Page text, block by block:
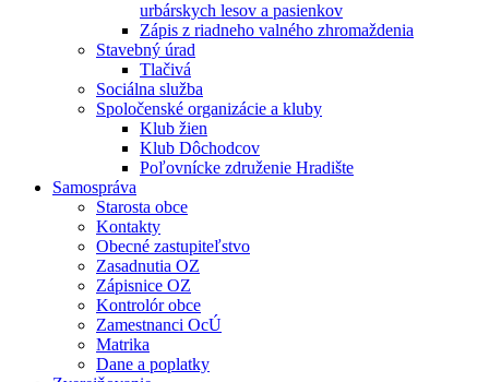
urbárskych lesov a pasienkov
Zápis z riadneho valného zhromaždenia
Stavebný úrad
Tlačivá
Sociálna služba
Spoločenské organizácie a kluby
Klub žien
Klub Dôchodcov
Poľovnícke združenie Hradište
Samospráva
Starosta obce
Kontakty
Obecné zastupiteľstvo
Zasadnutia OZ
Zápisnice OZ
Kontrolór obce
Zamestnanci OcÚ
Matrika
Dane a poplatky